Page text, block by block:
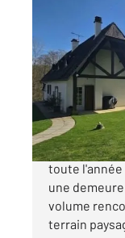
290 m
, 8
Ref : 531
Maison à
*A 20 min de
toute l'année
une
volume
terrain